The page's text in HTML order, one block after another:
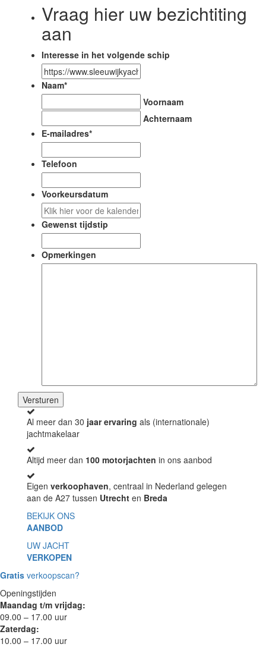
Vraag hier uw bezichtiting
aan
Interesse in het volgende schip
Naam*
Voornaam
Achternaam
E-mailadres*
Telefoon
Voorkeursdatum
slash
MM
Gewenst tijdstip
Opmerkingen
Al meer dan 30 jaar ervaring als (internationale)
jachtmakelaar
Altijd meer dan 100 motorjachten in ons aanbod
Eigen verkoophaven, centraal in Nederland gelegen
aan de A27 tussen Utrecht en Breda
BEKIJK ONS
AANBOD
UW JACHT
VERKOPEN
Gratis verkoopscan?
Openingstijden
Maandag t/m vrijdag:
09.00 – 17.00 uur
Zaterdag:
10.00 – 17.00 uur